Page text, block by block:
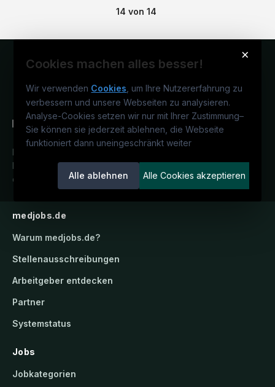
14 von 14
×
Cookies machen alles besser!
Wir verwenden Cookies , um Ihre Nutzererfahrung zu
verbessern und unsere Webseiten zu analysieren.
Analyse-Cookies setzen wir nur mit Ihrer Zustimmung–
Sie können sie jederzeit ablehnen, die Webseite
funktioniert dann uneingeschränkt weiter
Alle ablehnen Alle Cookies akzeptieren
Deutschlands medizinisches
Karriereportal.Ein Service der
candidatis GmbH.
medjobs.de
Warum medjobs.de?
Stellenausschreibungen
Arbeitgeber entdecken
Partner
Systemstatus
Jobs
Jobkategorien